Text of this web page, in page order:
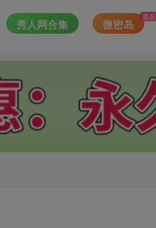
秀人网合集 微密岛 最新